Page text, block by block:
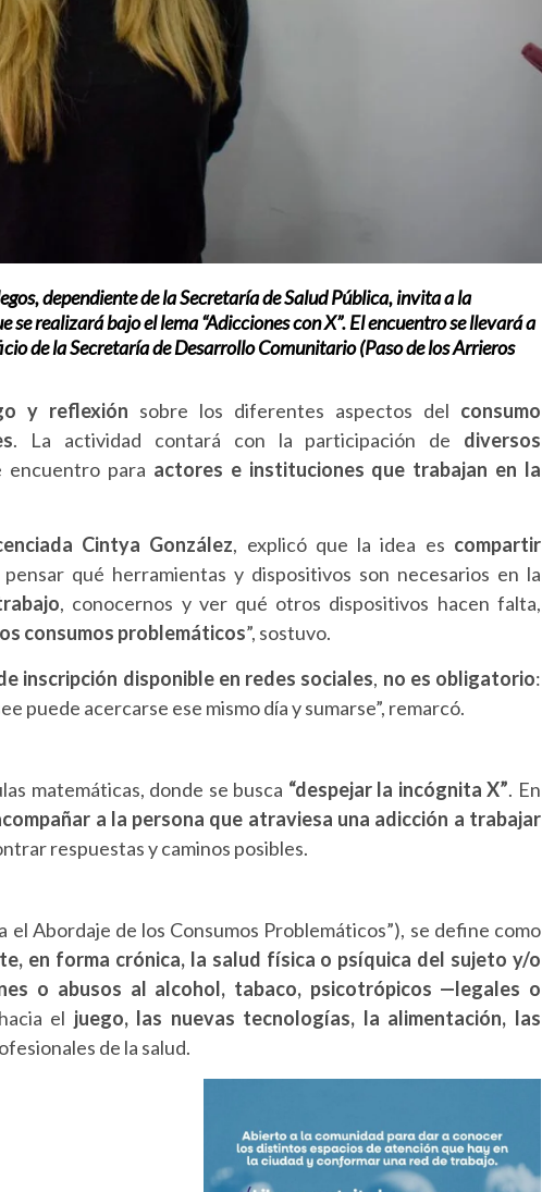
dependientedelaSecretaríadeSaludPública,invitaala
serealizarábajoellema“AdiccionesconX”.Elencuentrosellevaráa
delaSecretaríadeDesarrolloComunitario(PasodelosArrieros
y reflexión sobre los diferentes aspectos del consumo
. La actividad contará con la participación de diversos
encuentro para actores e instituciones que trabajan en la
Cintya González, explicó que laidea es compartir
pensar qué herramientasy dispositivos son necesarios en la
, conocernos y ver qué otros dispositivos hacen falta,
consumos problemáticos”, sostuvo.
inscripción disponible en redes sociales, no es obligatorio:
puede acercarse ese mismodíaysumarse”, remarcó.
matemáticas, donde se busca “despejar la incógnitaX”. En
a la persona que atraviesa una adicción a trabajar
respuestasycaminos posibles.
el Abordaje de los Consumos Problemáticos”), se define como
en forma crónica, la salud física o psíquica del sujeto y/o
o abusos al alcohol, tabaco, psicotrópicos —legales o
hacia el juego, las nuevas tecnologías, la alimentación, las
de la salud.